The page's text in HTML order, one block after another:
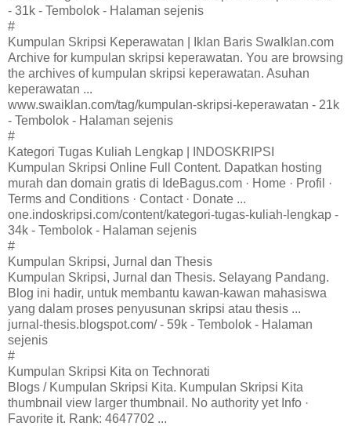
- 31k - Tembolok - Halaman sejenis
#
Kumpulan Skripsi Keperawatan | Iklan Baris SwaIklan.com
Archive for kumpulan skripsi keperawatan. You are browsing
the archives of kumpulan skripsi keperawatan. Asuhan
keperawatan ...
www.swaiklan.com/tag/kumpulan-skripsi-keperawatan - 21k
- Tembolok - Halaman sejenis
#
Kategori Tugas Kuliah Lengkap | INDOSKRIPSI
Kumpulan Skripsi Online Full Content. Dapatkan hosting
murah dan domain gratis di IdeBagus.com · Home · Profil ·
Terms and Conditions · Contact · Donate ...
one.indoskripsi.com/content/kategori-tugas-kuliah-lengkap -
34k - Tembolok - Halaman sejenis
#
Kumpulan Skripsi, Jurnal dan Thesis
Kumpulan Skripsi, Jurnal dan Thesis. Selayang Pandang.
Blog ini hadir, untuk membantu kawan-kawan mahasiswa
yang dalam proses penyusunan skripsi atau thesis ...
jurnal-thesis.blogspot.com/ - 59k - Tembolok - Halaman
sejenis
#
Kumpulan Skripsi Kita on Technorati
Blogs / Kumpulan Skripsi Kita. Kumpulan Skripsi Kita
thumbnail view larger thumbnail. No authority yet Info ·
Favorite it. Rank: 4647702 ...